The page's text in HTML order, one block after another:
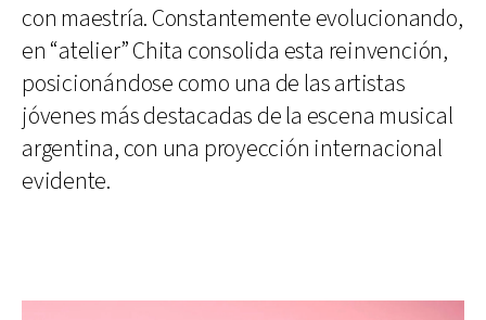
con maestría. Constantemente evolucionando,
en “atelier” Chita consolida esta reinvención,
posicionándose como una de las artistas
jóvenes más destacadas de la escena musical
argentina, con una proyección internacional
evidente.